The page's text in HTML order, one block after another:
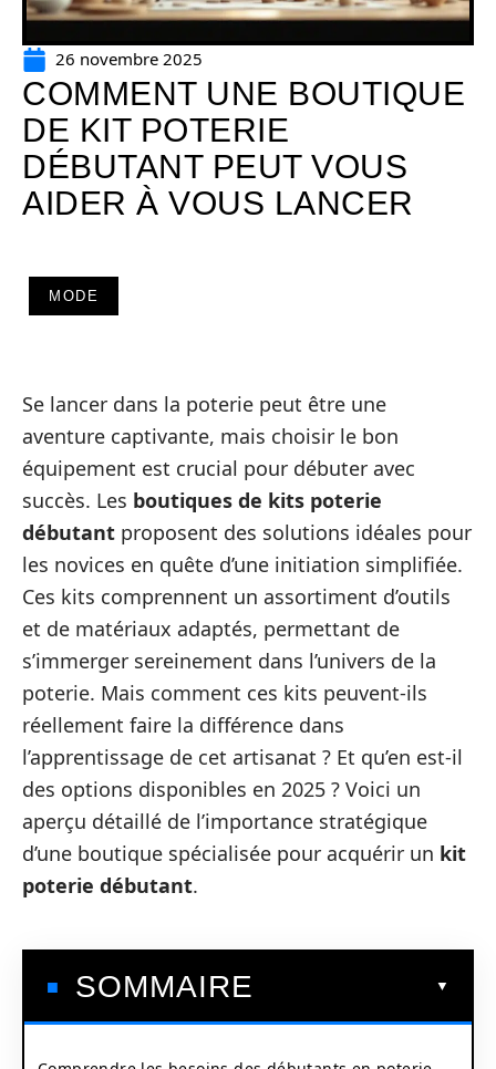
26 novembre 2025
COMMENT UNE BOUTIQUE
DE KIT POTERIE
DÉBUTANT PEUT VOUS
AIDER À VOUS LANCER
MODE
Se lancer dans la poterie peut être une
aventure captivante, mais choisir le bon
équipement est crucial pour débuter avec
succès. Les boutiques de kits poterie
débutant proposent des solutions idéales pour
les novices en quête d’une initiation simplifiée.
Ces kits comprennent un assortiment d’outils
et de matériaux adaptés, permettant de
s’immerger sereinement dans l’univers de la
poterie. Mais comment ces kits peuvent-ils
réellement faire la différence dans
l’apprentissage de cet artisanat ? Et qu’en est-il
des options disponibles en 2025 ? Voici un
aperçu détaillé de l’importance stratégique
d’une boutique spécialisée pour acquérir un kit
poterie débutant.
SOMMAIRE